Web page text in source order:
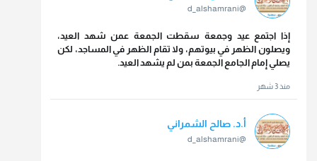
@d_alshamrani
إذا اجتمع عيد وجمعة سقطت الجمعة عمن شهد العيد،
ويصلون الظهر في بيوتهم، ولا تقام الظهر في المساجد، لكن
يصلي إمام الجامع الجمعة بمن لم يشهد العيد.
منذ 3 شهر
أ.د. صالح الشمراني
@d_alshamrani